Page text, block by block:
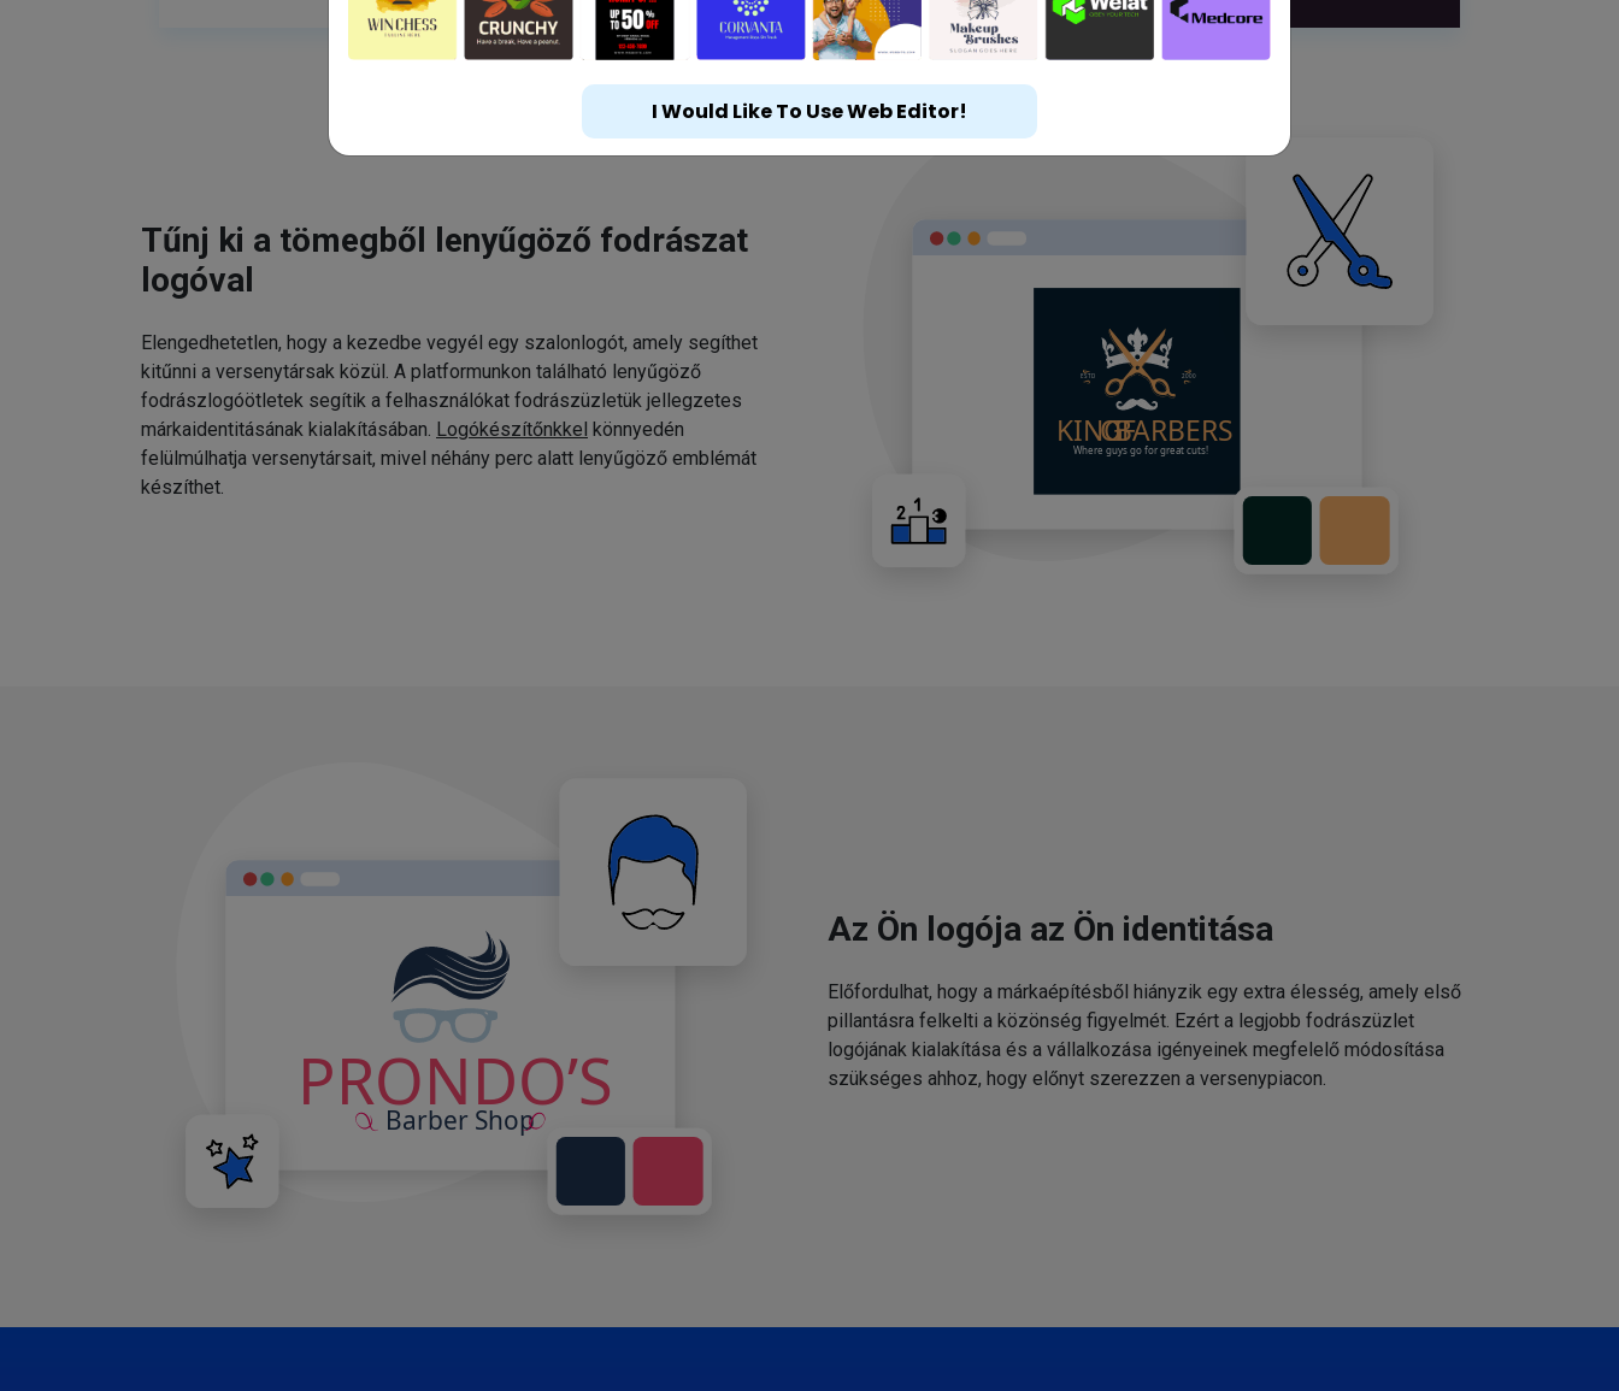
Tűnj ki a tömegből lenyűgöző fodrászat
logóval
Elengedhetetlen, hogy a kezedbe vegyél egy szalonlogót, amely segíthet
kitűnni a versenytársak közül. A platformunkon található lenyűgöző
fodrászlogóötletek segítik a felhasználókat fodrászüzletük jellegzetes
márkaidentitásának kialakításában. Logókészítőnkkel könnyedén
felülmúlhatja versenytársait, mivel néhány perc alatt lenyűgöző emblémát
készíthet.
Az Ön logója az Ön identitása
Előfordulhat, hogy a márkaépítésből hiányzik egy extra élesség, amely első
pillantásra felkelti a közönség figyelmét. Ezért a legjobb fodrászüzlet
logójának kialakítása és a vállalkozása igényeinek megfelelő módosítása
szükséges ahhoz, hogy előnyt szerezzen a versenypiacon.
I Would Like To Use Web Editor!